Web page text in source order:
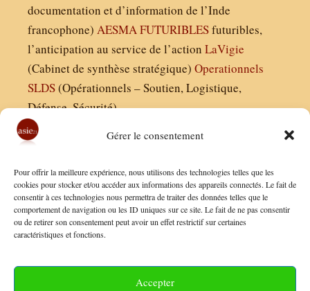
Gérer le consentement
Pour offrir la meilleure expérience, nous utilisons des technologies telles que les
cookies pour stocker et/ou accéder aux informations des appareils connectés. Le fait de
consentir à ces technologies nous permettra de traiter des données telles que le
comportement de navigation ou les ID uniques sur ce site. Le fait de ne pas consentir
ou de retirer son consentement peut avoir un effet restrictif sur certaines
caractéristiques et fonctions.
Accepter
documentation et d’information de l’Inde
francophone) AESMAFUTURIBLESfuturibles,
l’anticipation au service de l’action LaVigie
(Cabinet de synthèse stratégique) Operationnels
SLDS(Opérationnels – Soutien, Logistique,
Défense, Sécurité)
Finaldées EURL
Siège social : 13 avenue Boudon, 75016, Paris
Nous contacter
Conditions Générales de Vente